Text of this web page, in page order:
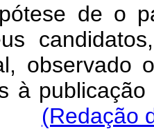
de o
observado
à
(Redação